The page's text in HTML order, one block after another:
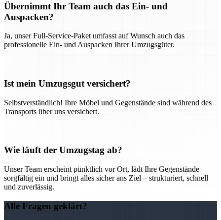
Übernimmt Ihr Team auch das Ein- und
Auspacken?
Ja, unser Full-Service-Paket umfasst auf Wunsch auch das
professionelle Ein- und Auspacken Ihrer Umzugsgüter.
Ist mein Umzugsgut versichert?
Selbstverständlich! Ihre Möbel und Gegenstände sind während des
Transports über uns versichert.
Wie läuft der Umzugstag ab?
Unser Team erscheint pünktlich vor Ort, lädt Ihre Gegenstände
sorgfältig ein und bringt alles sicher ans Ziel – strukturiert, schnell
und zuverlässig.
Alle Fragen geklärt?